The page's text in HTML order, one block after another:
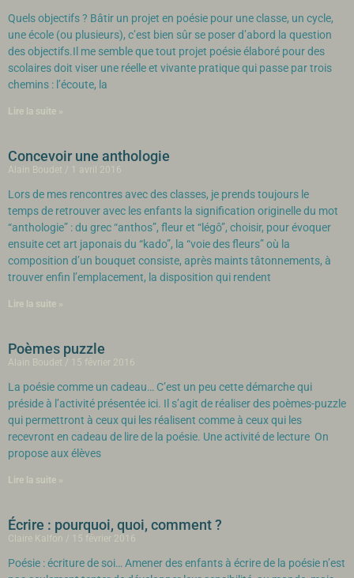
Quels objectifs ? Bâtir un projet en poésie pour une classe, un cycle,
une école (ou plusieurs), c’est bien sûr se poser d’abord la question
des objectifs.Il me semble que tout projet poésie élaboré pour des
scolaires doit viser une réelle et vivante pratique qui passe par trois
chemins : l’écoute, la
Lire la suite »
Concevoir une anthologie
Alain Boudet 1 avril 2016
Lors de mes rencontres avec des classes, je prends toujours le
temps de retrouver avec les enfants la signification originelle du mot
“anthologie” : du grec “anthos”, fleur et “légô”, choisir, pour évoquer
ensuite cet art japonais du “kado”, la “voie des fleurs” où la
composition d’un bouquet consiste, après maints tâtonnements, à
trouver enfin l’emplacement, la disposition qui rendent
Lire la suite »
Poèmes puzzle
Alain Boudet 15 février 2016
La poésie comme un cadeau… C’est un peu cette démarche qui
préside à l’activité présentée ici. Il s’agit de réaliser des poèmes-puzzle
qui permettront à ceux qui les réalisent comme à ceux qui les
recevront en cadeau de lire de la poésie. Une activité de lecture On
propose aux élèves
Lire la suite »
Écrire : pourquoi, quoi, comment ?
Claire Kalfon 15 février 2016
Poésie : écriture de soi… Amener des enfants à écrire de la poésie n’est